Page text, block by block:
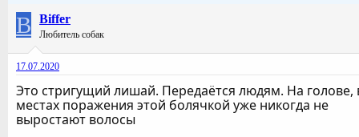
B Biffer
Любитель собак
17.07.2020
Это стригущий лишай. Передаётся людям. На голове,
местах поражения этой болячкой уже никогда не
выростают волосы